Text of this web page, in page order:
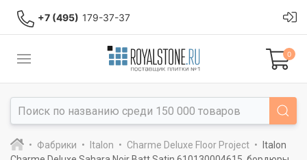
+7 (495) 179-37-37
0
Фабрики Italon Charme Deluxe Floor Project
Italon